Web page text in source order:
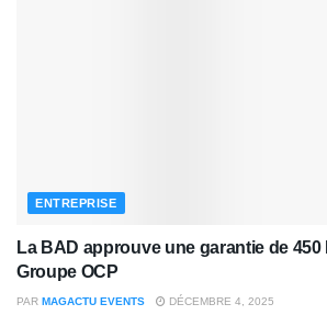
ENTREPRISE
La BAD approuve une garantie de 450
Groupe OCP
PAR MAGACTU EVENTS DÉCEMBRE 4, 2025